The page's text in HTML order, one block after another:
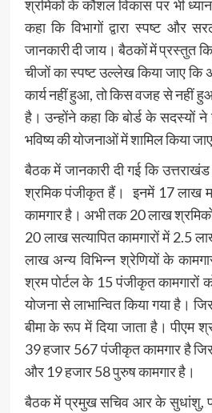
श्रमिकों के कौशल विकास पर भी
कहा कि विभागों द्वारा स्पष्ट और
जानकारी दी जाय। बैठकों में प्रस्तुत
चीजों का स्पष्ट उल्लेख किया जाए कि
कार्य नहीं हुआ, तो किस वजह से नहीं
है। उन्होंने कहा कि बोर्ड के सदस्यों
भविष्य की योजनाओं में शामिल किया
बैठक में जानकारी दी गई कि
श्रमिक पंजीकृत हैं। इनमें 17 लाख
कामगार है। अभी तक 20 लाख
20 लाख सत्यापित कामगारों में 2.5
लाख अन्य विभिन्न श्रेणियों के
श्रम पोर्टल के 15 पंजीकृत कामगारों
योजना से लाभान्वित किया गया है।
बीमा के रूप में दिया जाता है। पीएम
39 हजार 567 पंजीकृत कामगार है
और 19 हजार 58 पुरुष कामगार है।
बैठक में प्रमुख सचिव आर के सुधांशु,